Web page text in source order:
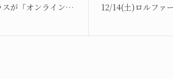
10月支援者向けクラスが「オンライン開催」となりました。